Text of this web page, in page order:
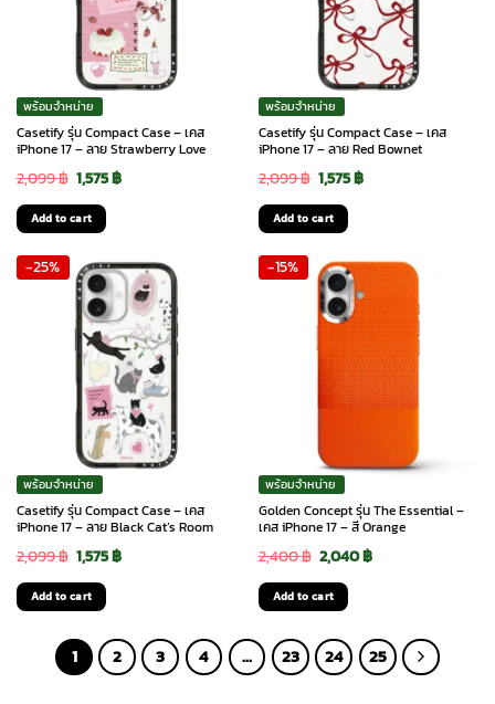
พร้อมจำหน่าย
Casetify รุ่น Compact Case – เคส
iPhone 17 – ลาย Strawberry Love
2,099฿ Original
price
was:
2,099 ฿.
1,575฿Current
1,575 ฿.
Add to cart
พร้อมจำหน่าย
Casetify รุ่น Compact Case – เคส
iPhone 17 – ลาย Red Bownet
2,099฿ Original
price
was:
2,099 ฿.
1,575฿Current
1,575 ฿.
Add to cart
-25%
พร้อมจำหน่าย
Casetify รุ่น Compact Case – เคส
iPhone 17 – ลาย Black Cat’s Room
2,099฿ Original
price
was:
2,099 ฿.
1,575฿Current
1,575 ฿.
Add to cart
-15%
พร้อมจำหน่าย
Golden Concept รุ่น The Essential –
เคส iPhone 17 – สี Orange
2,400฿ Original
price
was:
2,400 ฿.
2,040฿Current
2,040 ฿.
Add to cart
1 2 3 4 … 23 24 25